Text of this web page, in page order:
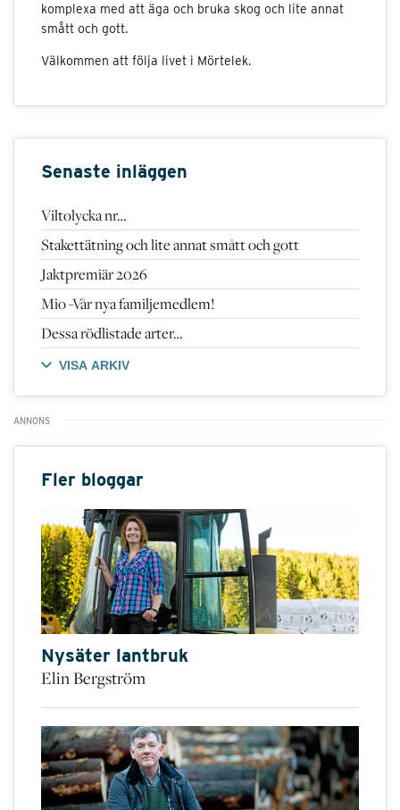
komplexa med att äga och bruka skog och lite annat
smått och gott.
Välkommen att följa livet i Mörtelek.
Senaste inläggen
Viltolycka nr…
Stakettätning och lite annat smått och gott
Jaktpremiär 2026
Mio -Vår nya familjemedlem!
Dessa rödlistade arter…
VISA ARKIV
Fler bloggar
Nysäter lantbruk
Elin Bergström